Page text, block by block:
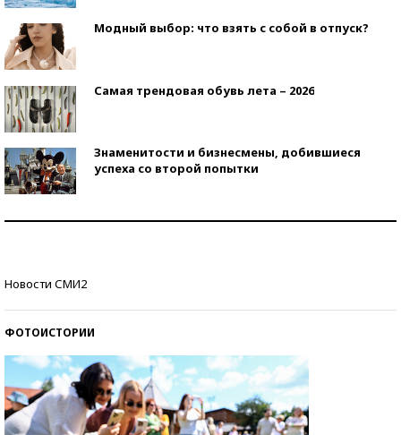
Модный выбор: что взять с собой в отпуск?
Самая трендовая обувь лета – 2026
Знаменитости и бизнесмены, добившиеся
успеха со второй попытки
Новости СМИ2
ФОТОИСТОРИИ